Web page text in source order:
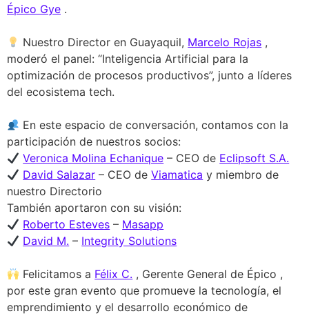
Épico Gye .
Nuestro Director en Guayaquil, Marcelo Rojas ,
moderó el panel: “Inteligencia Artificial para la
optimización de procesos productivos”, junto a líderes
del ecosistema tech.
En este espacio de conversación, contamos con la
participación de nuestros socios:
Veronica Molina Echanique – CEO de Eclipsoft S.A.
David Salazar – CEO deViamatica y miembro de
nuestro Directorio
También aportaron con su visión:
Roberto Esteves – Masapp
David M. – Integrity Solutions
Felicitamos a Félix C. , Gerente General de Épico ,
por este gran evento que promueve la tecnología, el
emprendimiento y el desarrollo económico de